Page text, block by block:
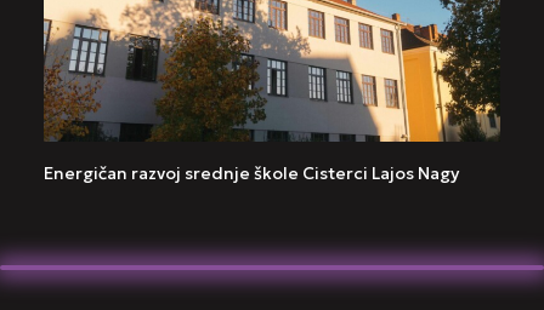
Energičan razvoj srednje škole Cisterci Lajos Nagy